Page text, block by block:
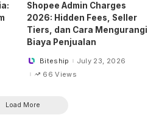
Shopee Admin Charges
2026: Hidden Fees, Seller
Tiers, dan Cara Mengurangi
Biaya Penjualan
PostedBiteship
July 23, 2026
66 Views
Load More